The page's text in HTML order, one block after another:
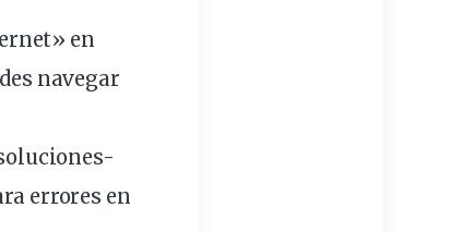
en
navegar
-
errores en